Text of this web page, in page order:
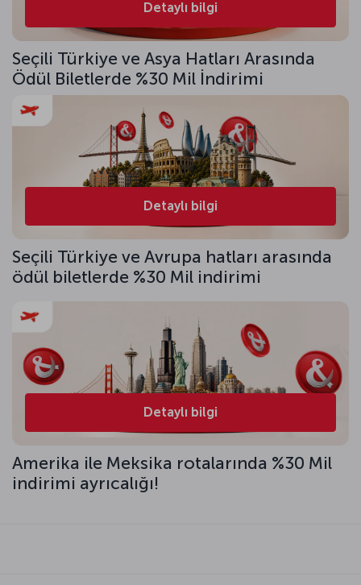
Detaylı bilgi
Seçili Türkiye ve Asya Hatları Arasında
Ödül Biletlerde %30 Mil İndirimi
Detaylı bilgi
Seçili Türkiye ve Avrupa hatları arasında
ödül biletlerde %30 Mil indirimi
Detaylı bilgi
Amerika ile Meksika rotalarında %30 Mil
indirimi ayrıcalığı!